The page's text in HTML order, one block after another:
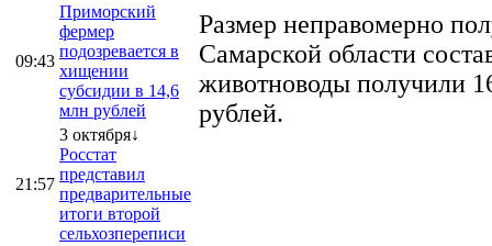
09:43
Приморский
фермер
подозревается в
хищении
субсидии в 14,6
млн рублей
21:57
3 октября↓
Росстат
представил
предварительные
итоги второй
сельхозпереписи
Размер неправомерно
Самарской области
животноводы получили
рублей.